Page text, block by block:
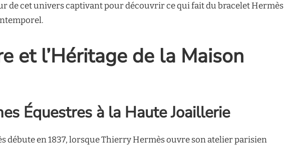
de cet univers captivant pour découvrir ce qui fait du bracelet Hermès
et l’Héritage de la Maison
Équestres à la Haute Joaillerie
débute en 1837, lorsque Thierry Hermès ouvre son atelier parisien